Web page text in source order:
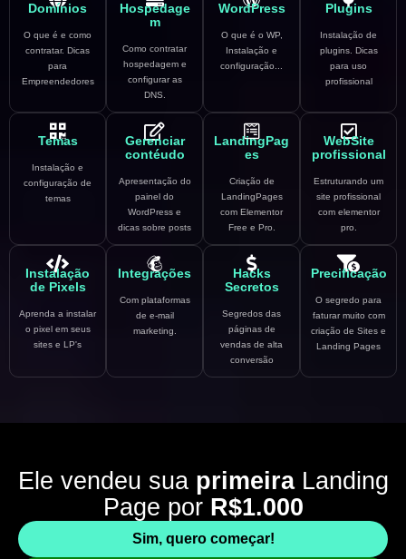
Domínios
O que é e como
contratar. Dicas
para
Empreendedores
Hospedage
m
Como contratar
hospedagem e
configurar as
DNS.
WordPress
O que é o WP,
Instalação e
configuração...
Plugins
Instalação de
plugins. Dicas
para uso
profissional
Temas
Instalação e
configuração de
temas
Gerenciar
contéudo
Apresentação do
painel do
WordPress e
dicas sobre posts
LandingPag
es
Criação de
LandingPages
com Elementor
Free e Pro.
WebSite
profissional
Estruturando um
site profissional
com elementor
pro.
Instalação
de Pixels
Aprenda a instalar
o pixel em seus
sites e LP's
Integrações
Com plataformas
de e-mail
marketing.
Hacks
Secretos
Segredos das
páginas de
vendas de alta
conversão
Precificação
O segredo para
faturar muito com
criação de Sites e
Landing Pages
Ele vendeu sua primeira Landing
Page por R$1.000
Sim, quero começar!